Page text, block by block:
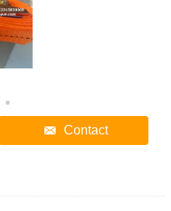
Contact